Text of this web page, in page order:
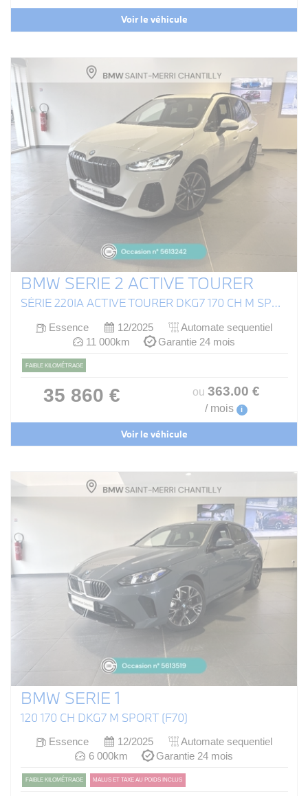
Voir le véhicule
BMW SERIE 2 ACTIVE TOURER
SÉRIE 220IA ACTIVE TOURER DKG7 170 CH M SPORT (U06)
Essence 12/2025
Automate sequentiel
11 000km
Garantie 24 mois
FAIBLE KILOMÉTRAGE
35 860 € ou 363.00 €
/ mois i
Voir le véhicule
BMW SERIE 1
120 170 CH DKG7 M SPORT (F70)
Essence 12/2025
Automate sequentiel
6 000km
Garantie 24 mois
FAIBLE KILOMÉTRAGE MALUS ET TAXE AU POIDS INCLUS